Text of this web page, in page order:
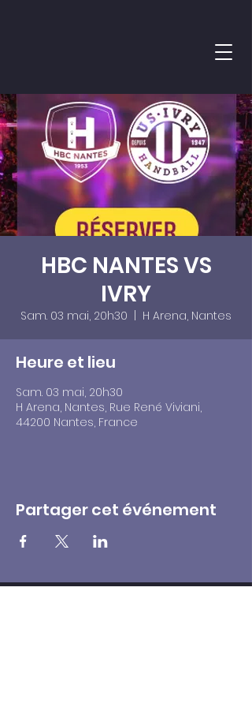
HBC NANTES VS
IVRY
Sam. 03 mai, 20h30 H Arena, Nantes
Heure et lieu
Sam. 03 mai, 20h30
H Arena, Nantes, Rue René Viviani,
44200 Nantes, France
Partager cet événement